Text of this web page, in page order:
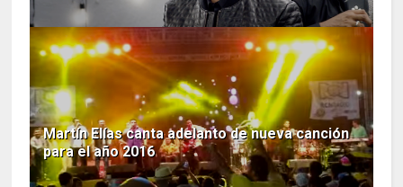
Martín Elías canta adelanto de nueva canción
para el año 2016